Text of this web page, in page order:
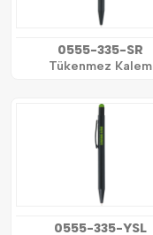
0555-335-SR
Tükenmez Kalem
0555-335-YSL